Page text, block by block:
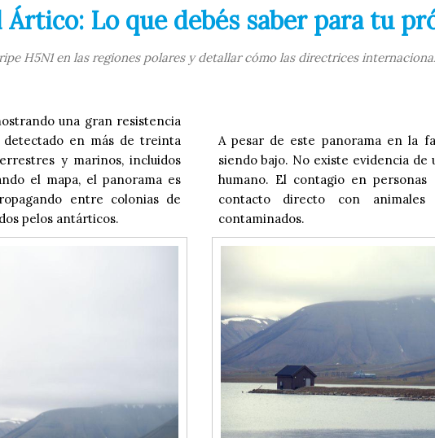
Ártico: Lo que debés saber para tu
H5N1 en las regiones polares y detallar cómo las directrices
una gran resistencia
en más de treinta
y marinos, incluidos
el mapa, el panorama es
entre colonias de
pelos antárticos.
A pesar de este panorama en la
siendo bajo. No existe evidencia
humano. El contagio en
contacto directo con
contaminados.